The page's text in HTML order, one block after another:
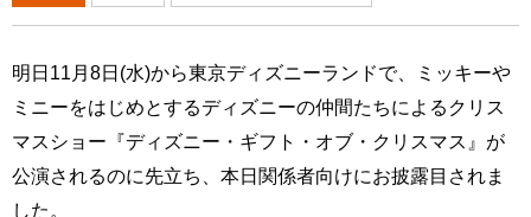
明日11月8日(水)から東京ディズニーランドで、ミッキーや
ミニーをはじめとするディズニーの仲間たちによるクリス
マスショー『ディズニー・ギフト・オブ・クリスマス』が
公演されるのに先立ち、本日関係者向けにお披露目されま
した。